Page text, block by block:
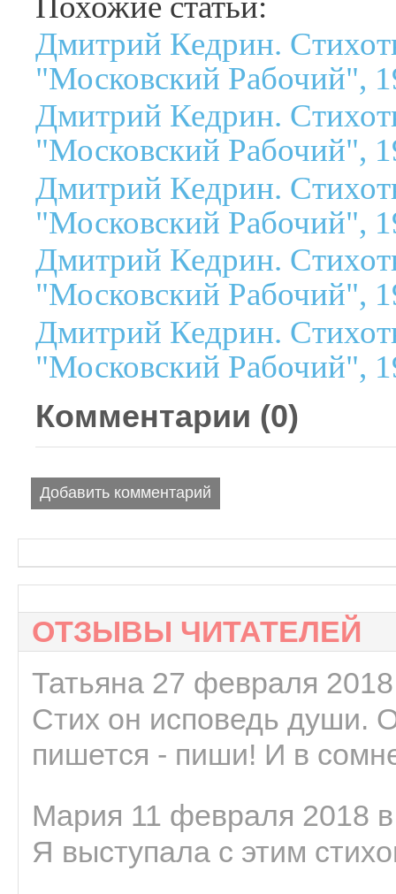
Дмитрий Кедрин.
"Московский Рабочий",
Дмитрий Кедрин.
"Московский Рабочий",
Дмитрий Кедрин.
"Московский Рабочий",
Дмитрий Кедрин.
"Московский Рабочий",
Дмитрий Кедрин.
"Московский Рабочий",
Комментарии (0)
Добавить комментарий
ОТЗЫВЫ ЧИТАТЕЛЕЙ
Татьяна 27 февраля
Стих он исповедь души.
пишется - пиши! И в
Мария 11 февраля 2018
Я выступала с этим